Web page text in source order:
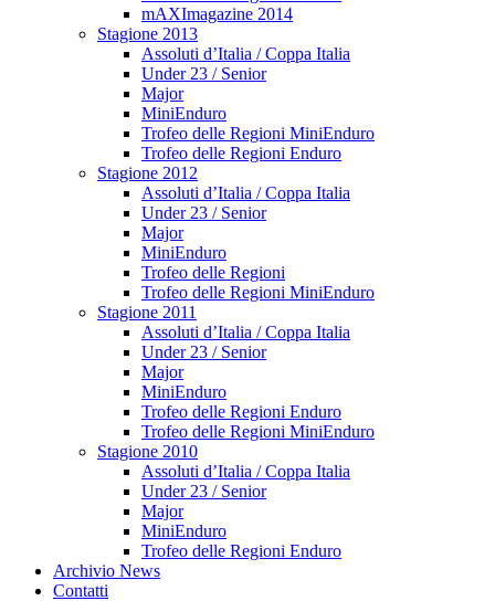
mAXImagazine 2014
Stagione 2013
Assoluti d’Italia / Coppa Italia
Under 23 / Senior
Major
MiniEnduro
Trofeo delle Regioni MiniEnduro
Trofeo delle Regioni Enduro
Stagione 2012
Assoluti d’Italia / Coppa Italia
Under 23 / Senior
Major
MiniEnduro
Trofeo delle Regioni
Trofeo delle Regioni MiniEnduro
Stagione 2011
Assoluti d’Italia / Coppa Italia
Under 23 / Senior
Major
MiniEnduro
Trofeo delle Regioni Enduro
Trofeo delle Regioni MiniEnduro
Stagione 2010
Assoluti d’Italia / Coppa Italia
Under 23 / Senior
Major
MiniEnduro
Trofeo delle Regioni Enduro
Archivio News
Contatti